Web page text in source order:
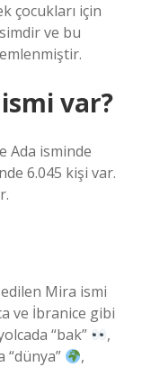
çocukları için
ve bu
var?
Ada isminde
6.045 kişi var.
edilen Mira ismi
ve İbranice gibi
“bak”
,
“dünya”
,